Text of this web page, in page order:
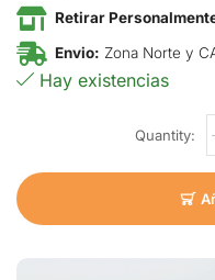
Retirar
Envio: Zona Norte y
Hay existencias